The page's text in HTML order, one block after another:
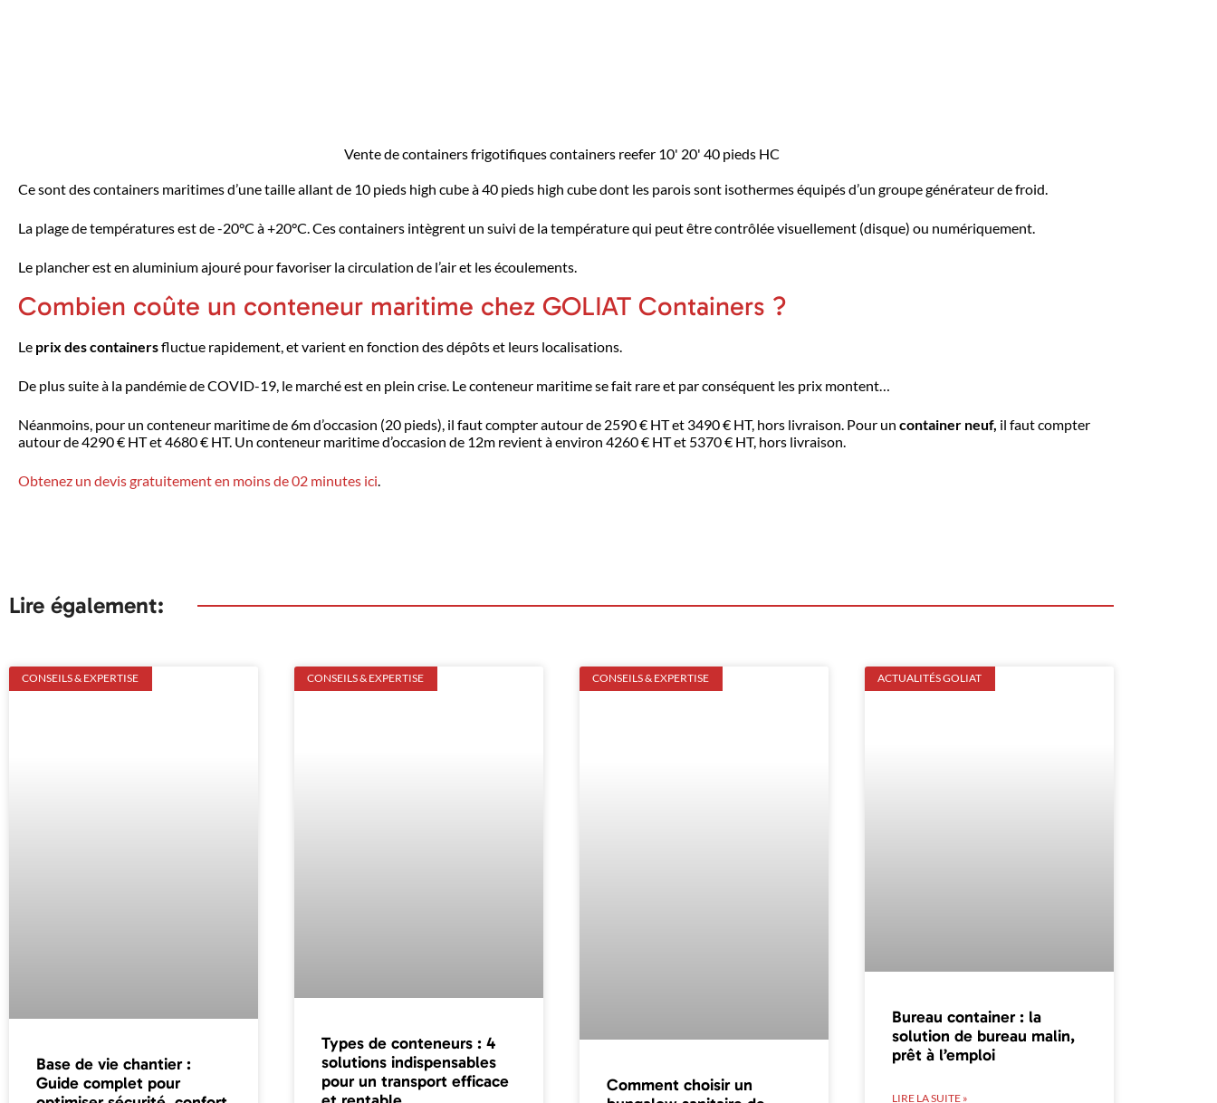
Vente de containers frigotifiques containers reefer 10' 20' 40 pieds HC
Ce sont des containers maritimes d’une taille allant de 10 pieds high cube à 40 pieds high cube dont les parois sont isothermes équipés d’un groupe générateur de froid.
La plage de températures est de -20°C à +20°C. Ces containers intègrent un suivi de la température qui peut être contrôlée visuellement (disque) ou numériquement.
Le plancher est en aluminium ajouré pour favoriser la circulation de l’air et les écoulements.
Combien coûte un conteneur maritime chez GOLIAT Containers ?
Le prix des containersfluctue rapidement, et varient en fonction des dépôts et leurs localisations.
De plus suite à la pandémie de COVID-19, le marché est en plein crise. Le conteneur maritime se fait rare et par conséquent les prix montent…
Néanmoins, pour un conteneur maritime de 6m d’occasion (20 pieds), il faut compter autour de 2590 € HT et 3490 € HT, hors livraison. Pour un container neuf, il faut compter
autour de 4290 € HT et 4680 € HT. Un conteneur maritime d’occasion de 12m revient à environ 4260 € HT et 5370 € HT, hors livraison.
Obtenez un devis gratuitement en moins de 02 minutes ici.
Lire également:
CONSEILS & EXPERTISE
Base de vie chantier :
Guide complet pour
CONSEILS & EXPERTISE
Types de conteneurs : 4
solutions indispensables
pour un transport efficace
CONSEILS & EXPERTISE
Comment choisir un
ACTUALITÉS GOLIAT
Bureau container : la
solution de bureau malin,
prêt à l’emploi
LIRE LA SUITE »